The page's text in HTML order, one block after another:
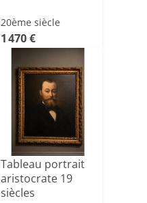
20ème siècle
1 470 €
Tableau portrait
aristocrate 19
siècles